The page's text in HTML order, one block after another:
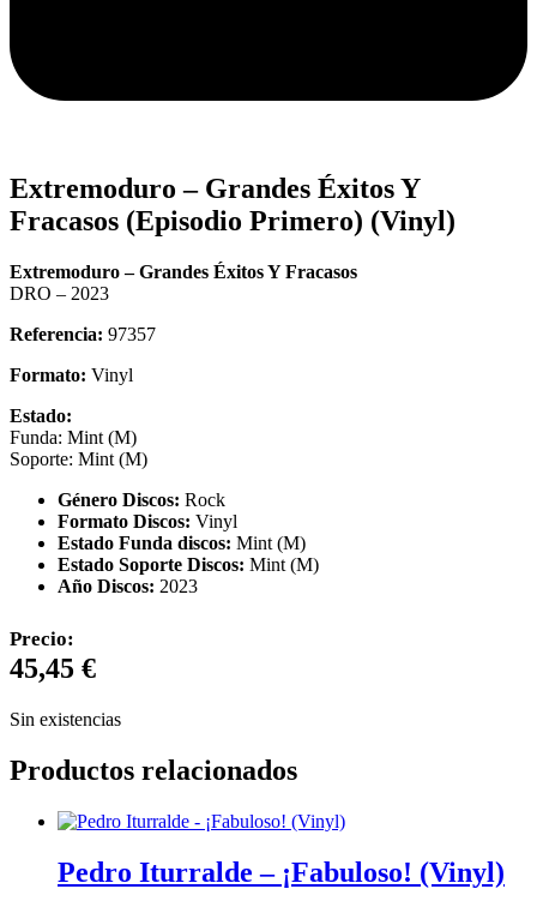
Extremoduro – Grandes Éxitos Y
Fracasos (Episodio Primero) (Vinyl)
Extremoduro – Grandes Éxitos Y Fracasos
DRO – 2023
Referencia: 97357
Formato: Vinyl
Estado:
Funda: Mint (M)
Soporte: Mint (M)
Género Discos: Rock
Formato Discos: Vinyl
Estado Funda discos: Mint (M)
Estado Soporte Discos: Mint (M)
Año Discos: 2023
Precio:
45,45 €
Sin existencias
Productos relacionados
Pedro Iturralde – ¡Fabuloso! (Vinyl)